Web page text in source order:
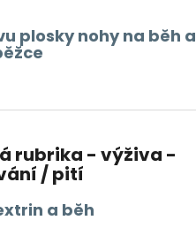
plosky nohy na běh a
rubrika - výživa -
/ pití
a běh